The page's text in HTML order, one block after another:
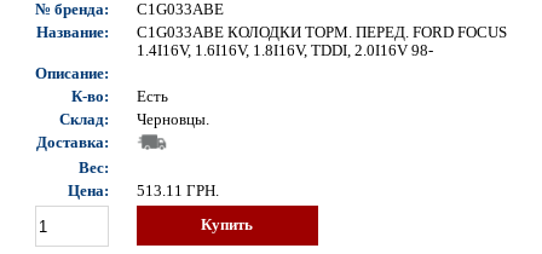
№ бренда:
C1G033ABE
Название:
C1G033ABE КОЛОДКИ ТОРМ. ПЕРЕД. FORD FOCUS
1.4I16V, 1.6I16V, 1.8I16V, TDDI, 2.0I16V 98-
Описание:
К-во:
Есть
Склад:
Черновцы.
Доставка:
Вес:
Цена:
513.11 ГРН.
Купить